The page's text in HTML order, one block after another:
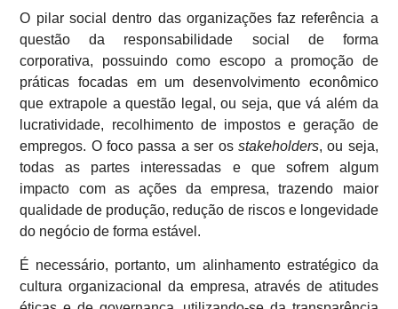
O pilar social dentro das organizações faz referência a
questão da responsabilidade social de forma
corporativa, possuindo como escopo a promoção de
práticas focadas em um desenvolvimento econômico
que extrapole a questão legal, ou seja, que vá além da
lucratividade, recolhimento de impostos e geração de
empregos. O foco passa a ser os stakeholders, ou seja,
todas as partes interessadas e que sofrem algum
impacto com as ações da empresa, trazendo maior
qualidade de produção, redução de riscos e longevidade
do negócio de forma estável.
É necessário, portanto, um alinhamento estratégico da
cultura organizacional da empresa, através de atitudes